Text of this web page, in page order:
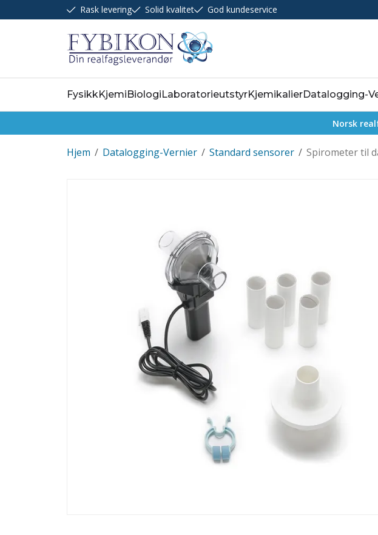
Rask levering Solid kvalitet God kundeservice
FysikkKjemiBiologiLaboratorieutstyrKjemikalierDatalogging-
Norsk
/
Hjem /
Datalogging-Vernier /
Standard sensorer Spirometer til